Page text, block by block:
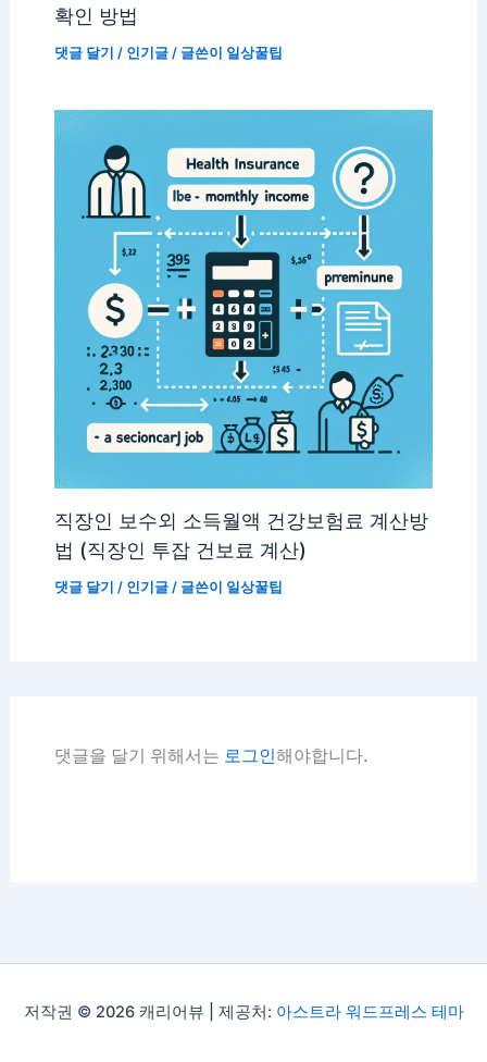
확인 방법
댓글 달기 / 인기글/ 글쓴이 일상꿀팁
직장인 보수외 소득월액 건강보험료 계산방
법 (직장인 투잡 건보료 계산)
댓글 달기 / 인기글/ 글쓴이 일상꿀팁
댓글을 달기 위해서는 로그인해야합니다.
저작권 © 2026 캐리어뷰 | 제공처: 아스트라 워드프레스 테마